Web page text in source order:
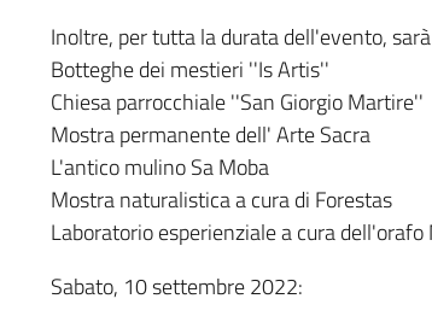
Inoltre, per tutta la durata dell'evento,
Botteghe dei mestieri ''Is Artis''
Chiesa parrocchiale ''San Giorgio Martire''
Mostra permanente dell' Arte Sacra
L'antico mulino Sa Moba
Mostra naturalistica a cura di Forestas
Laboratorio esperienziale a cura
Sabato, 10 settembre 2022: